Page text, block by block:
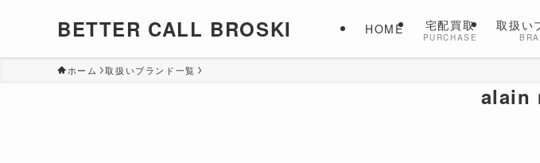
BETTER CALL BROSKI HOME 宅配買取
PURCHASE
取扱い
ホーム 取扱いブランド一覧
alain